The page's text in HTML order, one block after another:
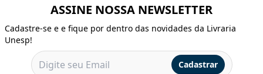
ASSINE NOSSA NEWSLETTER
Cadastre-se e e fique por dentro das novidades da Livraria
Unesp!
Cadastrar